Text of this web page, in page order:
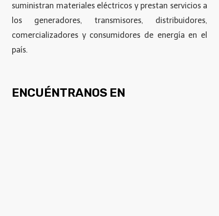
suministran materiales eléctricos y prestan servicios a
los generadores, transmisores, distribuidores,
comercializadores y consumidores de energía en el
país.
ENCUÉNTRANOS EN